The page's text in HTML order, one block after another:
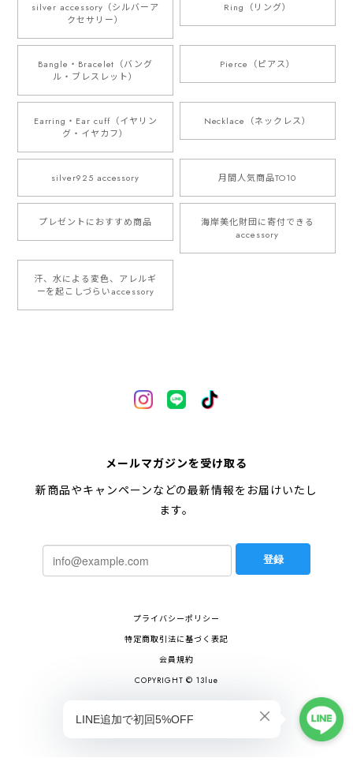
silver accessory（シルバーア
クセサリー）
Ring（リング）
Bangle・Bracelet（バング
ル・ブレスレット）
Pierce（ピアス）
Earring・Ear cuff（イヤリン
グ・イヤカフ）
Necklace（ネックレス）
silver925 accessory 月間人気商品TO10
プレゼントにおすすめ商品
海岸美化財団に寄付できる
accessory
汗、水による変色、アレルギ
ーを起こしづらいaccessory
メールマガジンを受け取る
新商品やキャンペーンなどの最新情報をお届けいたし
ます。
登録
プライバシーポリシー
特定商取引法に基づく表記
会員規約
COPYRIGHT © 13lue